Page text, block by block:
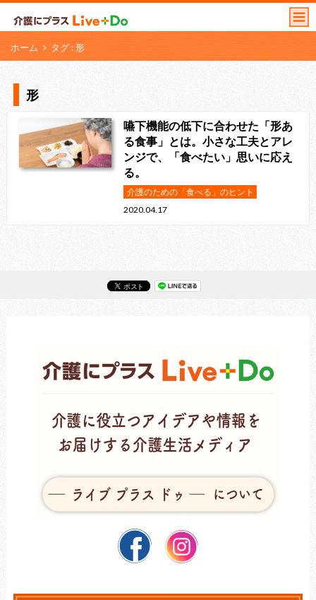
ホーム タグ : 形
形
嚥下機能の低下に合わせた「形あ
る食事」とは。小さな工夫とアレ
ンジで、「食べたい」思いに応え
る。
介護のための「食べる」のヒント
2020.04.17